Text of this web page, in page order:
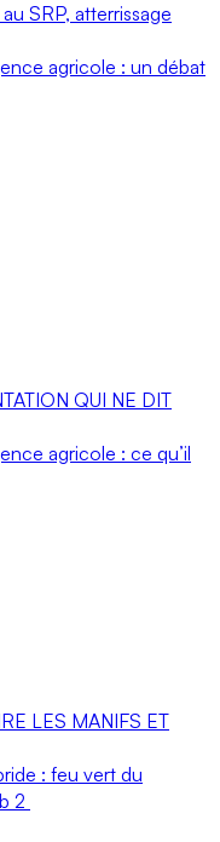
SRP, atterrissage
agricole : un débat
QUI NE DIT
agricole : ce qu’il
LES MANIFS ET
: feu vert du
2